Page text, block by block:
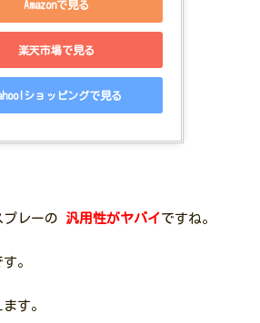
Amazonで見る
楽天市場で見る
ショッピングで見る
プレーの 汎用性がヤバイ ですね。
。
す。